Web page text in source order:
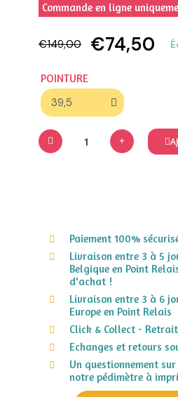
Commande en ligne
€149,00 €74,50
POINTURE
Paiement 100%
Livraison entre 3 à 5
Belgique en Point
d'achat !
Livraison entre 3 à 6
Europe en Point Relais
Click & Collect -
Echanges et retours
Un questionnement
notre pédimètre à